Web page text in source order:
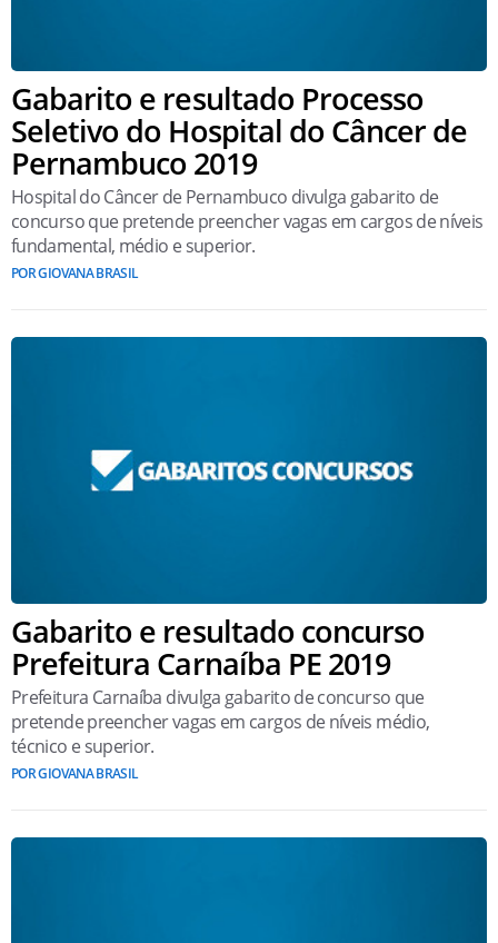
Gabarito e resultado Processo
Seletivo do Hospital do Câncer de
Pernambuco 2019
Hospital do Câncer de Pernambuco divulga gabarito de
concurso que pretende preencher vagas em cargos de níveis
fundamental, médio e superior.
POR GIOVANA BRASIL
Gabarito e resultado concurso
Prefeitura Carnaíba PE 2019
Prefeitura Carnaíba divulga gabarito de concurso que
pretende preencher vagas em cargos de níveis médio,
técnico e superior.
POR GIOVANA BRASIL